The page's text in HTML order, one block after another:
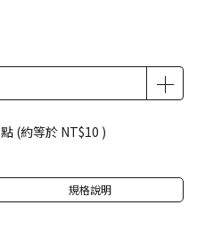
點 (約等於 NT$10 )
規格說明